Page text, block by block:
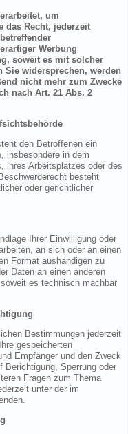
um
das Recht, jederzeit
Werbung
soweit es mit solcher
Sie widersprechen, werden
nicht mehr zum Zwecke
nach Art. 21 Abs. 2
den Betroffenen ein
insbesondere in dem
ihres Arbeitsplatzes oder des
besteht
oder gerichtlicher
Ihrer Einwilligung oder
an sich oder an einen
Format aushändigen zu
Daten an einen anderen
es technisch machbar
Bestimmungen jederzeit
gespeicherten
Empfänger und den Zweck
Berichtigung, Sperrung oder
Fragen zum Thema
unter der im